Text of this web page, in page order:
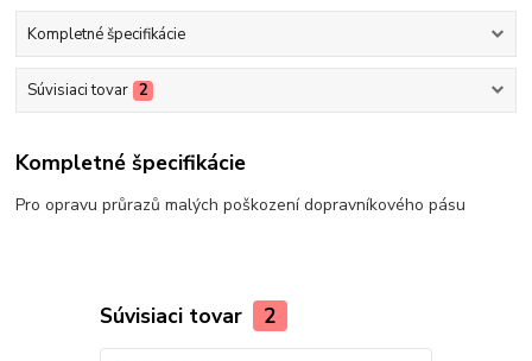
Kompletné špecifikácie
Súvisiaci tovar 2
Kompletné špecifikácie
Pro opravu průrazů malých poškození dopravníkového pásu
Súvisiaci tovar 2